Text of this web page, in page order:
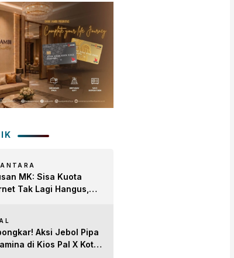
MK: Sisa Kuota
Tak Lagi Hangus,
Aksi Jebol Pipa
di Kios Pal X Kota